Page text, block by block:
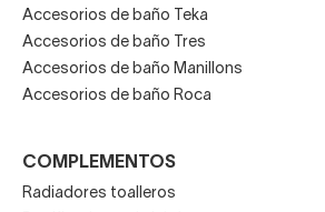
Accesorios de baño Teka
Accesorios de baño Tres
Accesorios de baño Manillons
Accesorios de baño Roca
COMPLEMENTOS
Radiadores toalleros